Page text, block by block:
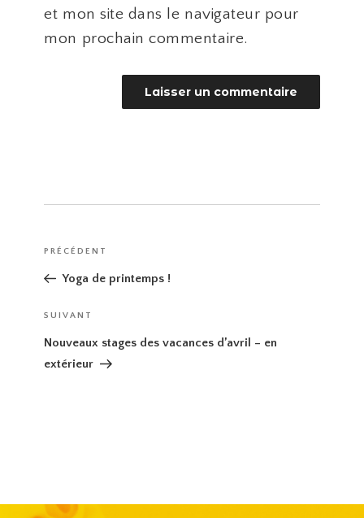
et mon site dans le navigateur pour
mon prochain commentaire.
Navigation
de
Article
précédent
PRÉCÉDENT
Yoga de printemps !
Article
suivant
SUIVANT
Nouveaux stages des vacances d’avril – en
extérieur